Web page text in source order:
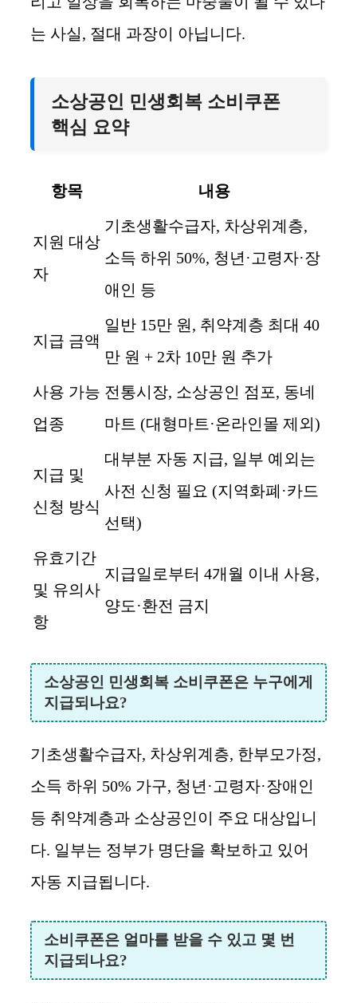
는 사실, 절대 과장이 아닙니다.
소상공인 민생회복 소비쿠폰
핵심 요약
항목 내용
지원 대상
자
기초생활수급자, 차상위계층,
소득 하위 50%, 청년·고령자·장
애인 등
지급 금액
일반 15만 원, 취약계층 최대 40
만 원 + 2차 10만 원 추가
사용 가능
업종
전통시장, 소상공인 점포, 동네
마트 (대형마트·온라인몰 제외)
지급 및
신청 방식
대부분 자동 지급, 일부 예외는
사전 신청 필요 (지역화폐·카드
선택)
유효기간
및 유의사
항
지급일로부터 4개월 이내 사용,
양도·환전 금지
소상공인 민생회복 소비쿠폰은 누구에게
지급되나요?
기초생활수급자, 차상위계층, 한부모가정,
소득 하위 50% 가구, 청년·고령자·장애인
등 취약계층과 소상공인이 주요 대상입니
다. 일부는 정부가 명단을 확보하고 있어
자동 지급됩니다.
소비쿠폰은 얼마를 받을 수 있고 몇 번
지급되나요?